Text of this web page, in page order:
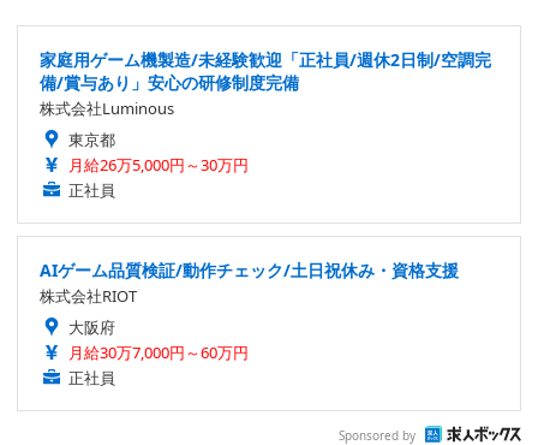
家庭用ゲーム機製造/未経験歓迎「正社員/週休2日制/空調完
備/賞与あり」安心の研修制度完備
株式会社Luminous
東京都
月給26万5,000円～30万円
正社員
AIゲーム品質検証/動作チェック/土日祝休み・資格支援
株式会社RIOT
大阪府
月給30万7,000円～60万円
正社員
Sponsored by